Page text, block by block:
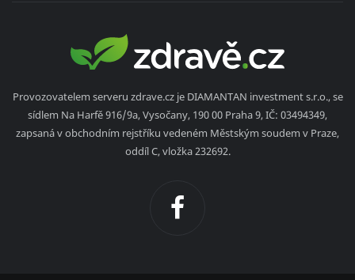
Provozovatelem serveru zdrave.cz je DIAMANTAN investment s.r.o., se
sídlem Na Harfě 916/9a, Vysočany, 190 00 Praha 9, IČ: 03494349,
zapsaná v obchodním rejstříku vedeném Městským soudem v Praze,
oddíl C, vložka 232692.